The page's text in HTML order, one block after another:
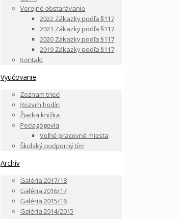
Verejné obstarávanie
2022 Zákazky podľa §117
2021 Zákazky podľa §117
2020 Zákazky podľa §117
2019 Zákazky podľa §117
Kontakt
Vyučovanie
Zoznam tried
Rozvrh hodín
Žiacka knižka
Pedagógovia
Voľné pracovné miesta
Školský podporný tím
Archív
Galéria 2017/18
Galéria 2016/17
Galéria 2015/16
Galéria 2014/2015